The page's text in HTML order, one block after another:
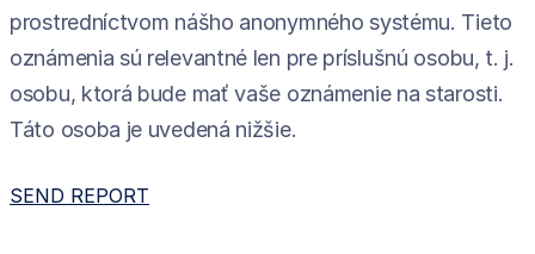
prostredníctvom nášho anonymného systému. Tieto
oznámenia sú relevantné len pre príslušnú osobu, t. j.
osobu, ktorá bude mať vaše oznámenie na starosti.
Táto osoba je uvedená nižšie.
SEND REPORT